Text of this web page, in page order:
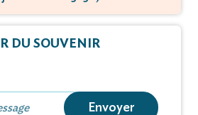
DU SOUVENIR
Envoyer